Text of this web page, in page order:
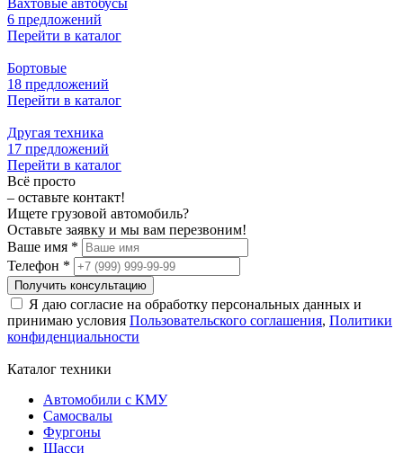
6 предложений
Перейти в каталог
Бортовые
18 предложений
Перейти в каталог
Другая техника
17 предложений
Перейти в каталог
Всё просто
– оставьте контакт!
Ищете грузовой автомобиль?
Оставьте заявку и мы вам перезвоним!
Ваше имя *
Телефон *
Получить консультацию
Я даю согласие на обработку персональных данных и
принимаю условия Пользовательского соглашения, Политики
конфиденциальности
Каталог техники
Автомобили с КМУ
Самосвалы
Фургоны
Шасси